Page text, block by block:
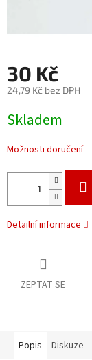
30 Kč
24,79 Kč bez DPH
cena:
Skladem
Možnosti doručení
Detailní informace
ZEPTAT SE
Popis Diskuze